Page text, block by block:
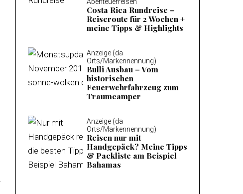
Costa Rica Rundreise –
Reiseroute für 2 Wochen +
meine Tipps & Highlights
Anzeige (da
Orts/Markennennung)
Bulli Ausbau – Vom
historischen
Feuerwehrfahrzeug zum
Traumcamper
Anzeige (da
Orts/Markennennung)
Reisen nur mit
Handgepäck? Meine Tipps
& Packliste am Beispiel
Bahamas